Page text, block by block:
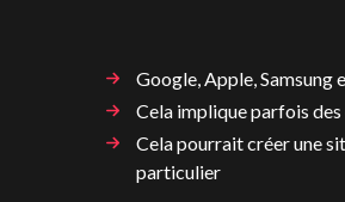
Google, Apple, Samsung
Cela implique parfois
Cela pourrait créer une
particulier